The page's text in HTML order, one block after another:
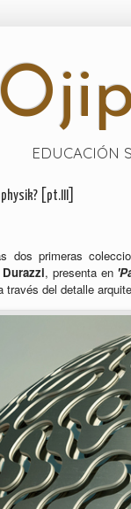
EDUCACIÓN
[pt.III]
dos primeras
, presenta en
través del detalle